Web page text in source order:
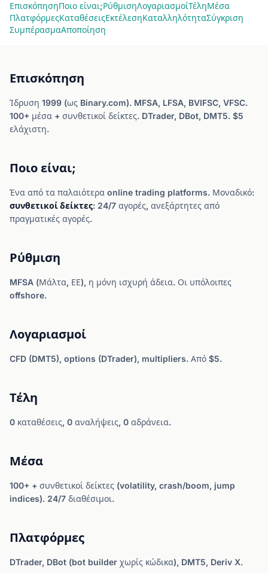
ΕπισκόπησηΠοιο είναι;ΡύθμισηΛογαριασμοίΤέληΜέσα
ΠλατφόρμεςΚαταθέσειςΕκτέλεσηΚαταλληλότηταΣύγκριση
ΣυμπέρασμαΑποποίηση
Επισκόπηση
Ίδρυση 1999 (ως Binary.com). MFSA, LFSA, BVIFSC, VFSC.
100+ μέσα + συνθετικοί δείκτες. DTrader, DBot, DMT5. $5
ελάχιστη.
Ποιο είναι;
Ένα από τα παλαιότερα online trading platforms. Μοναδικό:
συνθετικοί δείκτες: 24/7 αγορές, ανεξάρτητες από
πραγματικές αγορές.
Ρύθμιση
MFSA (Μάλτα, ΕΕ), η μόνη ισχυρή άδεια. Οι υπόλοιπες
offshore.
Λογαριασμοί
CFD (DMT5), options (DTrader), multipliers. Από $5.
Τέλη
0 καταθέσεις, 0 αναλήψεις, 0 αδράνεια.
Μέσα
100+ + συνθετικοί δείκτες (volatility, crash/boom, jump
indices). 24/7 διαθέσιμοι.
Πλατφόρμες
DTrader, DBot (bot builder χωρίς κώδικα), DMT5, Deriv X.